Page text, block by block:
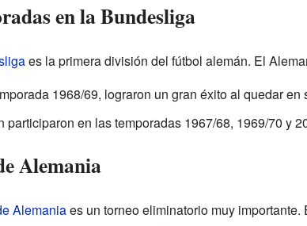
en la Bundesliga
es la primera división del fútbol alemán. El
1968/69, lograron un gran éxito al quedar
participaron en las temporadas 1967/68, 1969/70 y
Alemania
Alemaniaes un torneo eliminatorio muy